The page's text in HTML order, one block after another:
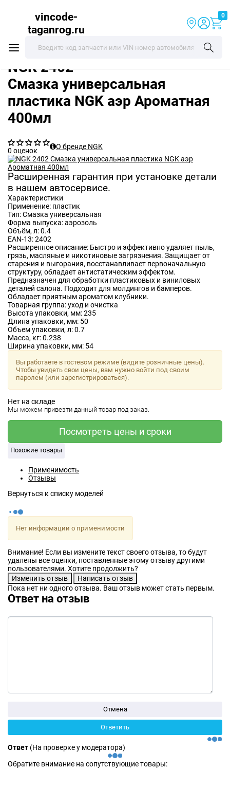
vincode-
taganrog.ru
0
NGK2402
Смазка универсальная
пластика NGK аэр Ароматная
400мл
0 оценок О бренде NGK
Расширенная гарантия при установке детали
в нашем автосервисе.
Характеристики
Применение: пластик
Тип:Смазка универсальная
Форма выпуска:аэрозоль
Объём, л:0.4
EAN-13:2402
Расширенное описание: Быстро и эффективно удаляет пыль,
грязь, масляные и никотиновые загрязнения. Защищает от
старения и выгорания, восстанавливает первоначальную
структуру, обладает антистатическим эффектом.
Предназначен для обработки пластиковых и виниловых
деталей салона. Подходит для молдингов и бамперов.
Обладает приятным ароматом клубники.
Товарная группа:уход и очистка
Высота упаковки, мм:235
Длина упаковки, мм: 50
Объем упаковки, л:0.7
Масса, кг:0.238
Ширина упаковки, мм: 54
Вы работаете в гостевом режиме (видите розничные цены).
Чтобы увидеть свои цены, вам нужно войти под своим
паролем (или зарегистрироваться).
Нет на складе
Мы можем привезти данный товар под заказ.
Посмотреть цены и сроки
Похожие товары
Применимость
Отзывы
Нет информации о применимости
Внимание! Если вы измените текст своего отзыва, то будут
удалены все оценки, поставленные этому отзыву другими
пользователями. Хотите продолжить?
Пока нет ни одного отзыва. Ваш отзыв может стать первым.
Ответ на отзыв
Ответ (На проверке у модератора)
Обратите внимание на сопутствующие товары: